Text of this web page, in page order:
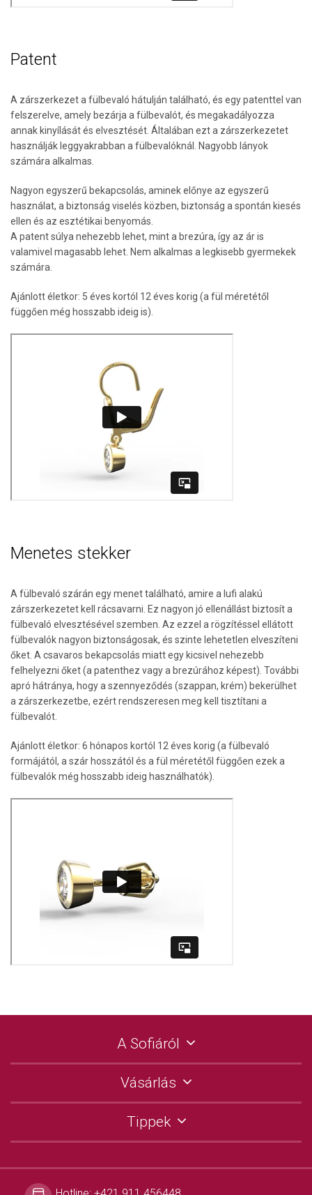
Patent
A zárszerkezet a fülbevaló hátulján található, és egy patenttel van
felszerelve, amely bezárja a fülbevalót, és megakadályozza
annak kinyílását és elvesztését. Általában ezt a zárszerkezetet
használják leggyakrabban a fülbevalóknál. Nagyobb lányok
számára alkalmas.
Nagyon egyszerű bekapcsolás, aminek előnye az egyszerű
használat, a biztonság viselés közben, biztonság a spontán kiesés
ellen és az esztétikai benyomás.
A patent súlya nehezebb lehet, mint a brezúra, így az ár is
valamivel magasabb lehet. Nem alkalmas a legkisebb gyermekek
számára.
Ajánlott életkor: 5 éves kortól 12 éves korig (a fül méretétől
függően még hosszabb ideig is).
Menetes stekker
A fülbevaló szárán egy menet található, amire a lufi alakú
zárszerkezetet kell rácsavarni. Ez nagyon jó ellenállást biztosít a
fülbevaló elvesztésével szemben. Az ezzel a rögzítéssel ellátott
fülbevalók nagyon biztonságosak, és szinte lehetetlen elveszíteni
őket. A csavaros bekapcsolás miatt egy kicsivel nehezebb
felhelyezni őket (a patenthez vagy a brezúrához képest). További
apró hátránya, hogy a szennyeződés (szappan, krém) bekerülhet
a zárszerkezetbe, ezért rendszeresen meg kell tisztítani a
fülbevalót.
Ajánlott életkor: 6 hónapos kortól 12 éves korig (a fülbevaló
formájától, a szár hosszától és a fül méretétől függően ezek a
fülbevalók még hosszabb ideig használhatók).
A Sofiáról
Vásárlás
Tippek